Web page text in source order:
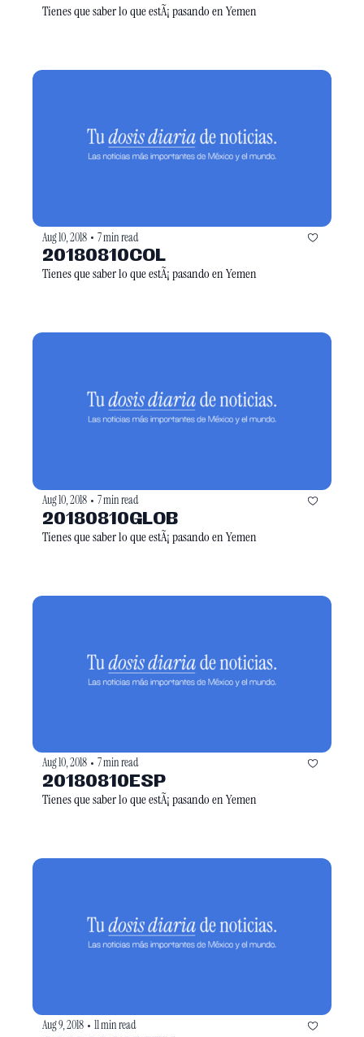
Tienes que saber lo que estÃ¡ pasando en Yemen
Aug 10, 2018 • 7 min read
20180810COL
Tienes que saber lo que estÃ¡ pasando en Yemen
Aug 10, 2018 • 7 min read
20180810GLOB
Tienes que saber lo que estÃ¡ pasando en Yemen
Aug 10, 2018 • 7 min read
20180810ESP
Tienes que saber lo que estÃ¡ pasando en Yemen
Aug 9, 2018 • 11 min read